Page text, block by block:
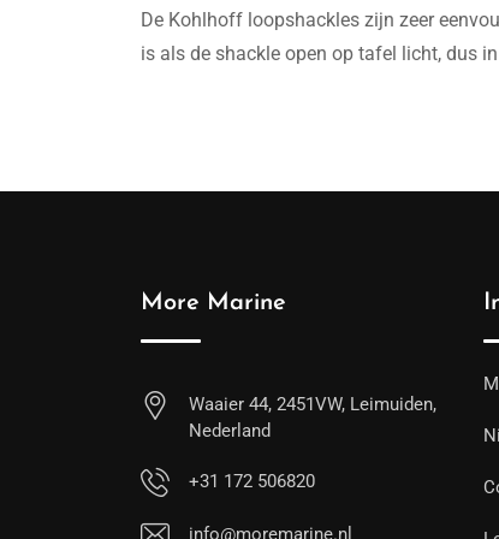
De Kohlhoff loopshackles zijn zeer
is als de shackle open op tafel licht, dus
More Marine
Waaier 44, 2451VW, Leimuiden,
Nederland
+31 172 506820
info@moremarine.nl